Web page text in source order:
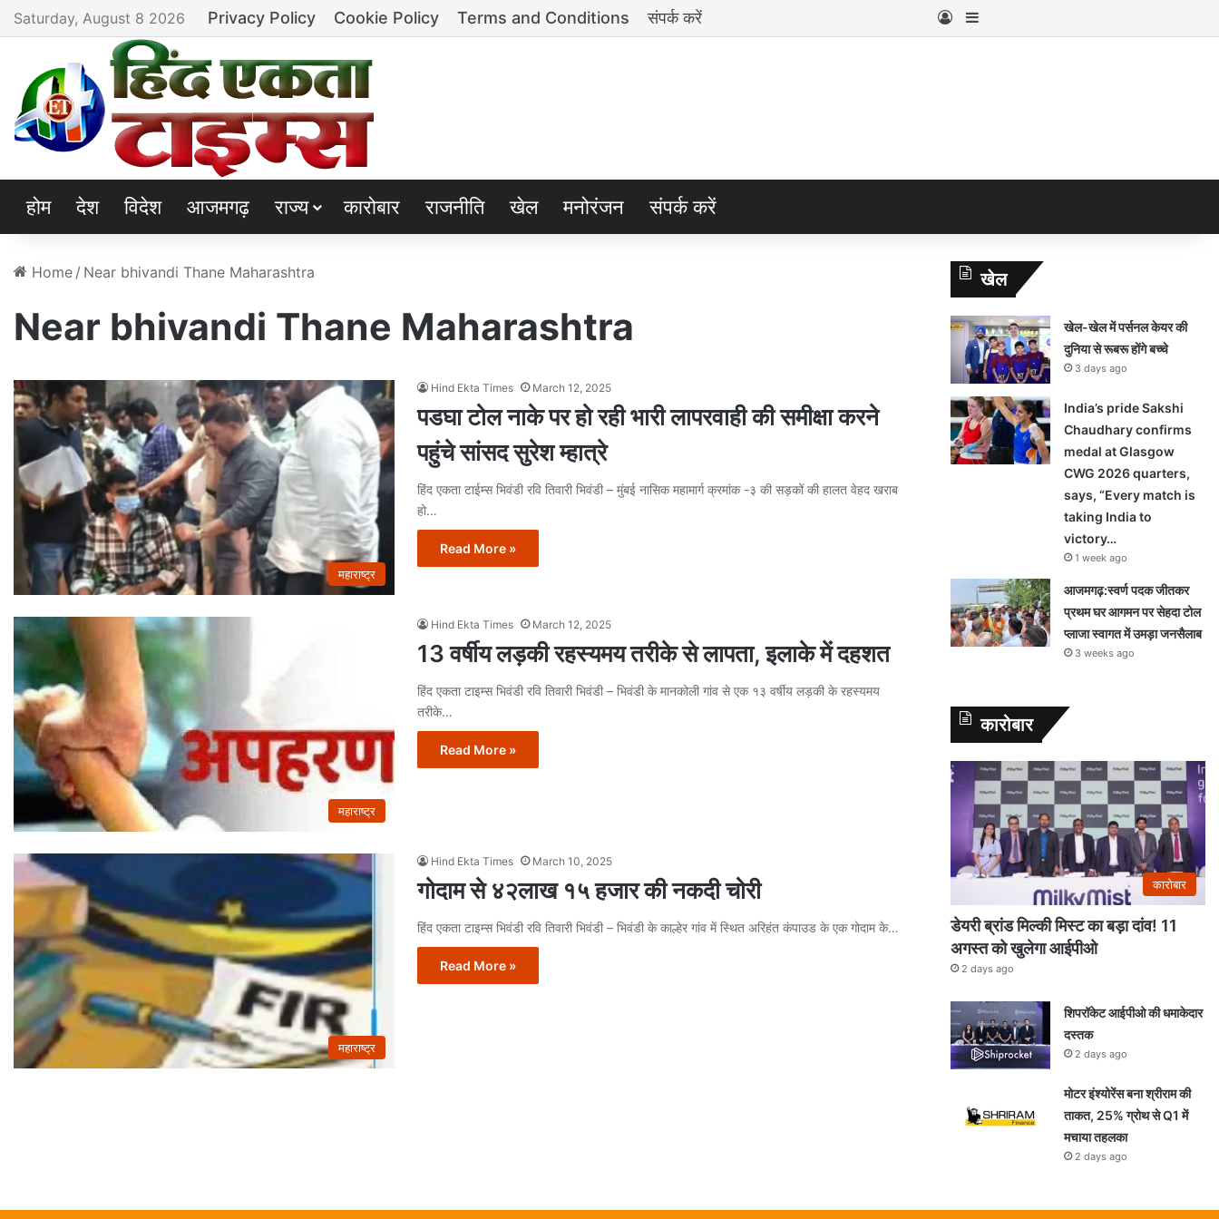
Saturday, August 8 2026 Privacy Policy Cookie Policy Terms and Conditions संपर्क करें Log InSidebar
होम देश विदेश आजमगढ़ राज्य कारोबार राजनीति खेल मनोरंजन संपर्क करें
Home / Near bhivandi Thane Maharashtra
Near bhivandi Thane Maharashtra
महाराष्ट्र
Hind Ekta Times March 12, 2025
पडघा टोल नाके पर हो रही भारी लापरवाही की समीक्षा करने
पहुंचे सांसद सुरेश म्हात्रे
हिंद एकता टाईम्स भिवंडी रवि तिवारी भिवंडी – मुंबई नासिक महामार्ग क्रमांक -३ की सड़कों की हालत वेहद खराब
हो…
Read More »
महाराष्ट्र
Hind Ekta Times March 12, 2025
13 वर्षीय लड़की रहस्यमय तरीके से लापता, इलाके में दहशत
हिंद एकता टाइम्स भिवंडी रवि तिवारी भिवंडी – भिवंडी के मानकोली गांव से एक १३ वर्षीय लड़की के रहस्यमय
तरीके…
Read More »
महाराष्ट्र
Hind Ekta Times March 10, 2025
गोदाम से ४२लाख १५ हजार की नकदी चोरी
हिंद एकता टाइम्स भिवंडी रवि तिवारी भिवंडी – भिवंडी के काल्हेर गांव में स्थित अरिहंत कंपाउड के एक गोदाम के…
Read More »
खेल
खेल-खेल में पर्सनल केयर की
दुनिया से रूबरू होंगे बच्चे
3 days ago
India’s pride Sakshi
Chaudhary confirms
medal at Glasgow
CWG 2026 quarters,
says, “Every match is
taking India to
victory…
1 week ago
आजमगढ़:स्वर्ण पदक जीतकर
प्रथम घर आगमन पर सेहदा टोल
प्लाजा स्वागत में उमड़ा जनसैलाब
3 weeks ago
कारोबार
कारोबार
डेयरी ब्रांड मिल्की मिस्ट का बड़ा दांव! 11
अगस्त को खुलेगा आईपीओ
2 days ago
शिपरॉकेट आईपीओ की धमाकेदार
दस्तक
2 days ago
मोटर इंश्योरेंस बना श्रीराम की
ताकत, 25% ग्रोथ से Q1 में
मचाया तहलका
2 days ago